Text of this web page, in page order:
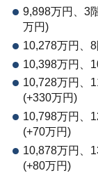
9,898万円、3
万円)
10,278万円、
10,398万円、
10,728万円、
(+330万円)
10,798万円、
(+70万円)
10,878万円、
(+80万円)